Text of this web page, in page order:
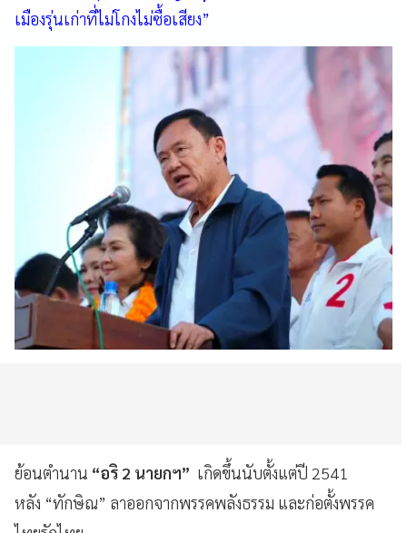
เมืองรุ่นเก่าที่ไม่โกงไม่ซื้อเสียง”
ย้อนตำนาน “อริ 2 นายกฯ” เกิดขึ้นนับตั้งแต่ปี 2541
หลัง “ทักษิณ” ลาออกจากพรรคพลังธรรม และก่อตั้งพรรค